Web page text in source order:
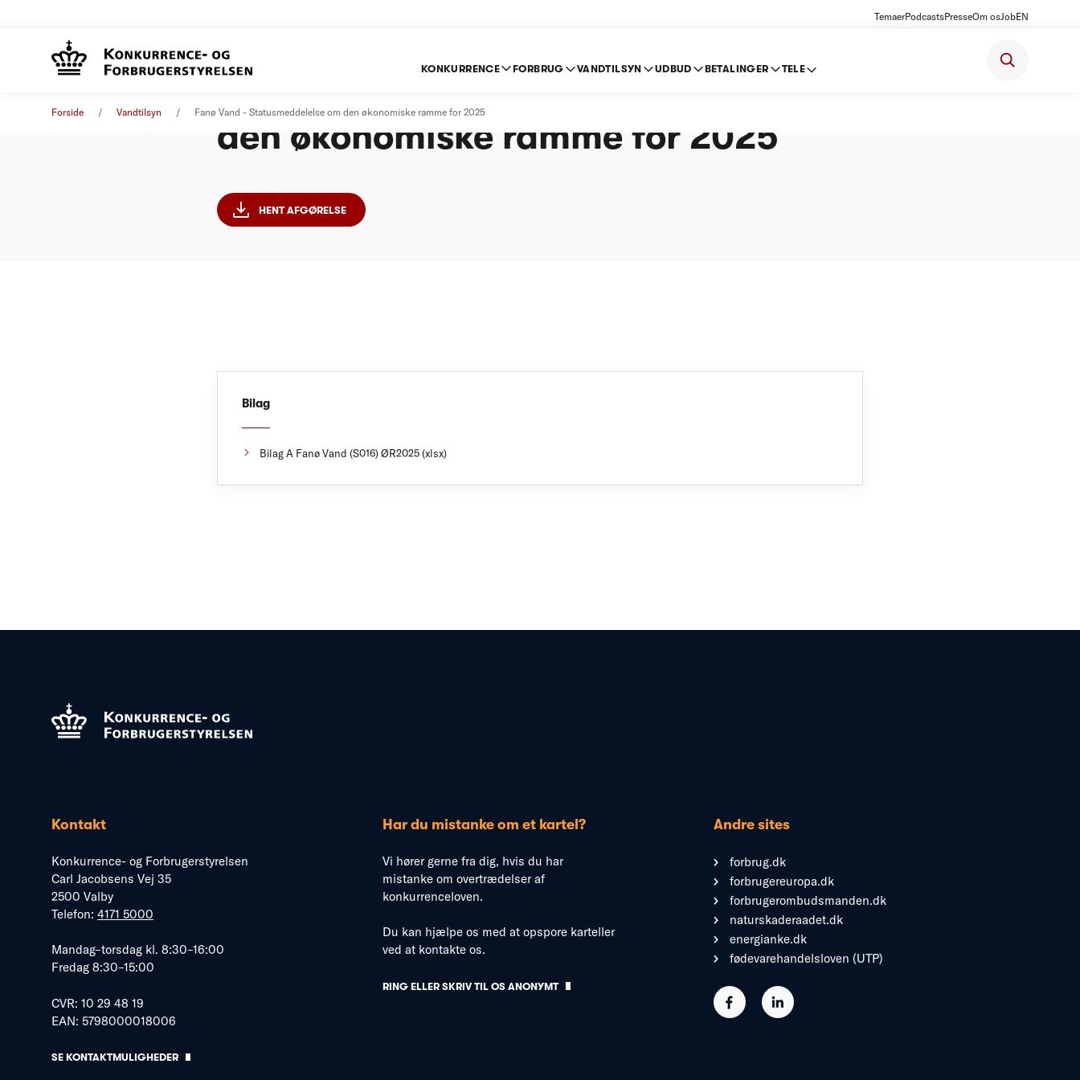
TemaerPodcastsPresseOm osJobEN
KONKURRENCE FORBRUG VANDTILSYN UDBUD BETALINGER TELE
Forside Vandtilsyn Fanø Vand - Statusmeddelelse om den økonomiske ramme for 2025
den økonomiske ramme for 2025
HENT AFGØRELSE
Bilag
Bilag A Fanø Vand (S016) ØR2025 (xlsx)
Kontakt
Konkurrence- og Forbrugerstyrelsen
Carl Jacobsens Vej 35
2500 Valby
Telefon: 4171 5000
Mandag–torsdag kl. 8:30–16:00
Fredag 8:30–15:00
CVR: 10 29 48 19
EAN: 5798000018006
SE KONTAKTMULIGHEDER
Har du mistanke om et kartel?
Vi hører gerne fra dig, hvis du har
mistanke om overtrædelser af
konkurrenceloven.
Du kan hjælpe os med at opspore karteller
ved at kontakte os.
RING ELLER SKRIV TIL OS ANONYMT
Andre sites
forbrug.dk
forbrugereuropa.dk
forbrugerombudsmanden.dk
naturskaderaadet.dk
energianke.dk
fødevarehandelsloven (UTP)